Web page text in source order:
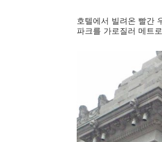
호텔에서 빌려온 빨간
파크를 가로질러 메트